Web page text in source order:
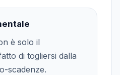
è solo il
di togliersi dalla
scadenze.